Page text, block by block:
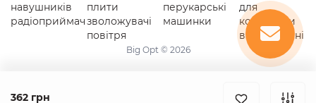
362 грн
навушників
радіоприймач
плити
зволожувачі
повітря
перукарські
машинки
для
косметики
ваги кухонні
Big Opt © 2026